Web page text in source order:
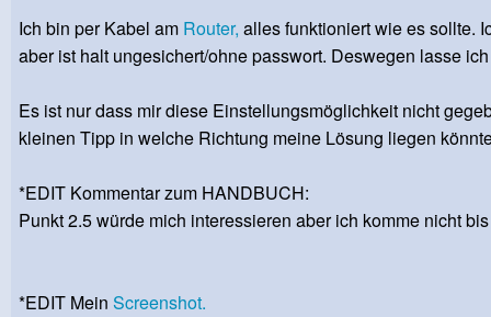
Ich bin per Kabel am Router, alles funktioniert wie es sollte.
aber ist halt ungesichert/ohne passwort. Deswegen lasse
Es ist nur dass mir diese Einstellungsmöglichkeit nicht
kleinen Tipp in welche Richtung meine Lösung liegen
*EDIT Kommentar zum HANDBUCH:
Punkt 2.5 würde mich interessieren aber ich komme nicht
*EDIT Mein Screenshot.